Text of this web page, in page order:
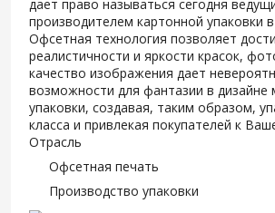
дает право называться сегодня
производителем картонной упаковки
Офсетная технология позволяет
реалистичности и яркости красок,
качество изображения дает
возможности для фантазии в дизайне
упаковки, создавая, таким образом,
класса и привлекая покупателей к
Отрасль
Офсетная печать
Производство упаковки